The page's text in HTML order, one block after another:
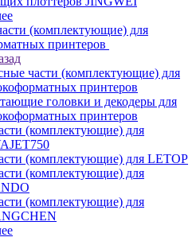
(комплектующие) для
принтеров
части (комплектующие) для
принтеров
головки и декодеры для
принтеров
(комплектующие) для
(комплектующие) для LETOP
(комплектующие) для
(комплектующие) для